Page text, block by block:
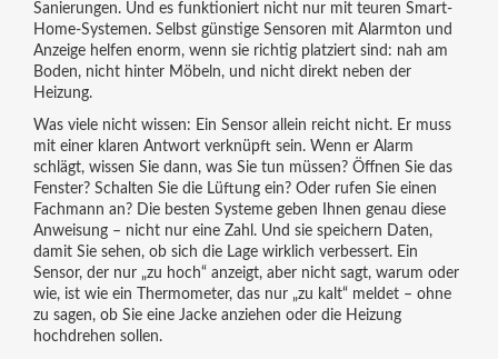
Sanierungen. Und es funktioniert nicht nur mit teuren Smart-
Home-Systemen. Selbst günstige Sensoren mit Alarmton und
Anzeige helfen enorm, wenn sie richtig platziert sind: nah am
Boden, nicht hinter Möbeln, und nicht direkt neben der
Heizung.
Was viele nicht wissen: Ein Sensor allein reicht nicht. Er muss
mit einer klaren Antwort verknüpft sein. Wenn er Alarm
schlägt, wissen Sie dann, was Sie tun müssen? Öffnen Sie das
Fenster? Schalten Sie die Lüftung ein? Oder rufen Sie einen
Fachmann an? Die besten Systeme geben Ihnen genau diese
Anweisung – nicht nur eine Zahl. Und sie speichern Daten,
damit Sie sehen, ob sich die Lage wirklich verbessert. Ein
Sensor, der nur „zu hoch“ anzeigt, aber nicht sagt, warum oder
wie, ist wie ein Thermometer, das nur „zu kalt“ meldet – ohne
zu sagen, ob Sie eine Jacke anziehen oder die Heizung
hochdrehen sollen.